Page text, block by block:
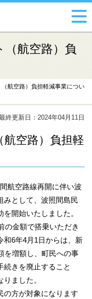
（航空路）負
航空路）負担軽減事業につい
終更新日：2024年04月11日
空路）負担軽
航空路線再開に伴い波
みとして、波照間島民
開始いたしました。
の金額で搭乗いただき
和6年4月1日からは、新
を増額し、町民への事
続きを廃止すること
ました。
の方が対象になります